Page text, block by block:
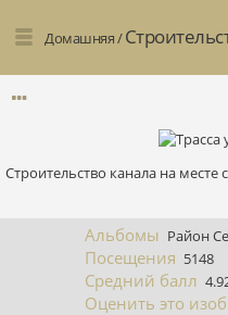
Домашняя/
Строительство канала на
Альбомы Район
Посещения 5148
Средний балл
Оценить это